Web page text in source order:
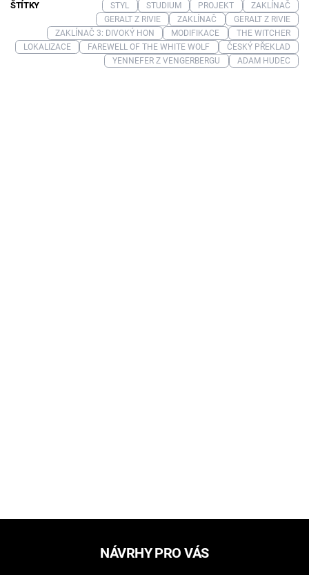
ŠTÍTKY STYL STUDIUM PROJEKT
ZAKLÍNAČ
GERALT Z RIVIE
ZAKLÍNAČ
GERALT Z RIVIE
ZAKLÍNAČ 3: DIVOKÝ HON
MODIFIKACE
THE WITCHER
LOKALIZACE
FAREWELL OF THE WHITE WOLF
ČESKÝ PŘEKLAD
YENNEFER Z VENGERBERGU
ADAM HUDEC
NÁVRHY PRO VÁS